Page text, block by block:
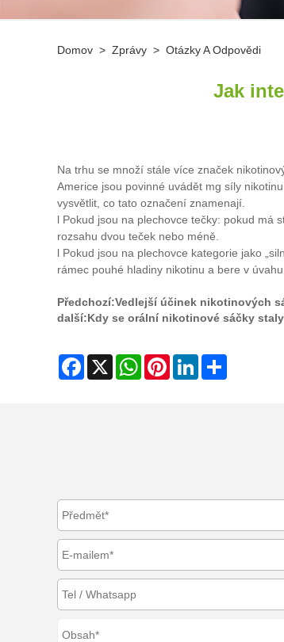
Domov > Zprávy > Otázky A Odpovědi
Jak
Na trhu se množí stále více značek
Americe jsou povinné uvádět mg síly
vysvětlit, co tato označení znamenají.
l Pokud jsou na plechovce tečky: pokud má
rozsahu dvou teček nebo méně.
l Pokud jsou na plechovce kategorie jako
rámec pouhé hladiny nikotinu a bere v
Předchozí:Vedlejší účinek nikotinových
další:Kdy se orální nikotinové sáčky
Facebook WhatsAppPinterestLinkedIn